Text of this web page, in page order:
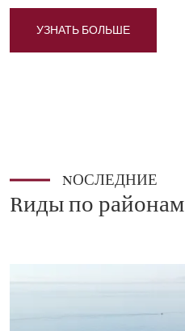
УЗНАТЬ БОЛЬШЕ
NОСЛЕДНИЕ
Rиды по районам